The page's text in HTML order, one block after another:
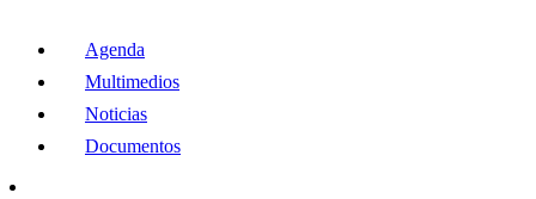
Agenda
Multimedios
Noticias
Documentos